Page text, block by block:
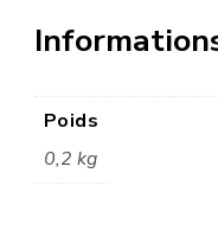
Poids
0,2 kg